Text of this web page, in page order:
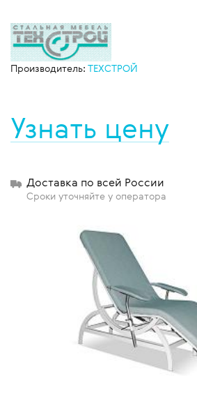
Производитель: ТЕХСТРОЙ
Узнать цену
Доставка по всей России
Сроки уточняйте у оператора